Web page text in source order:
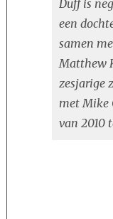
Duff is
een
samen
Matthew
zesjarige
met Mike
van 2010